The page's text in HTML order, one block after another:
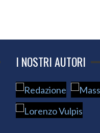
I NOSTRI AUTORI